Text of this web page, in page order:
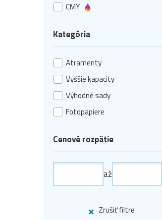
CMY
Kategória
Atramenty
Vyššie kapacity
Výhodné sady
Fotopapiere
Cenové rozpätie
až
Zrušiť filtre